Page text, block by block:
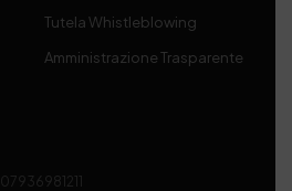
Tutela Whistleblowing
Amministrazione Trasparente
07936981211